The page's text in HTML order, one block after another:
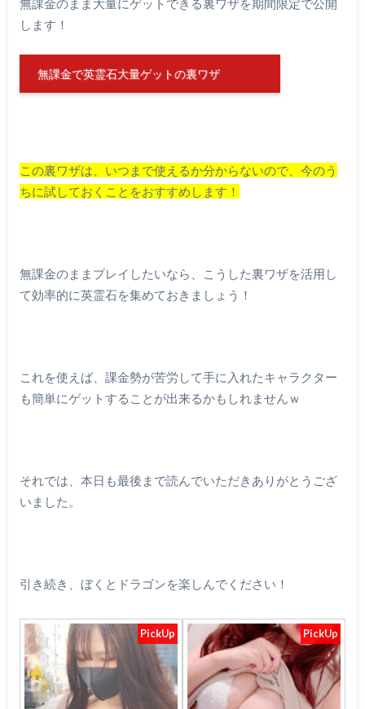
無課金のまま大量にゲットできる裏ワザを期間限定で公開
します！
無課金で英霊石大量ゲットの裏ワザ
この裏ワザは、いつまで使えるか分からないので、今のう
ちに試しておくことをおすすめします！
無課金のままプレイしたいなら、こうした裏ワザを活用し
て効率的に英霊石を集めておきましょう！
これを使えば、課金勢が苦労して手に入れたキャラクター
も簡単にゲットすることが出来るかもしれませんｗ
それでは、本日も最後まで読んでいただきありがとうござ
いました。
引き続き、ぼくとドラゴンを楽しんでください！
PickUp PickUp